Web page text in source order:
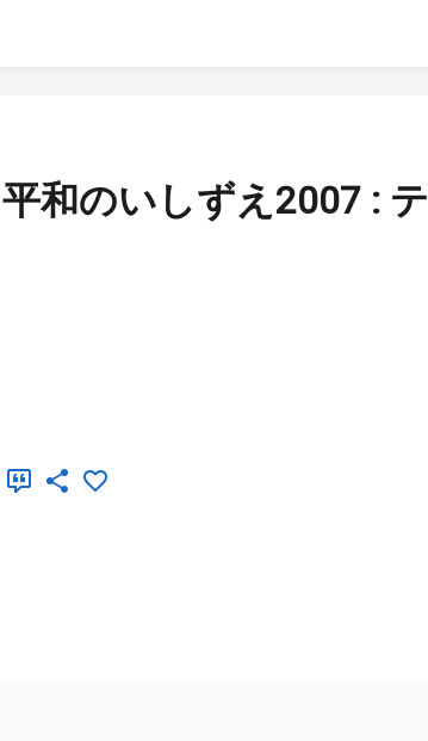
和のいしずえ2007 : テ